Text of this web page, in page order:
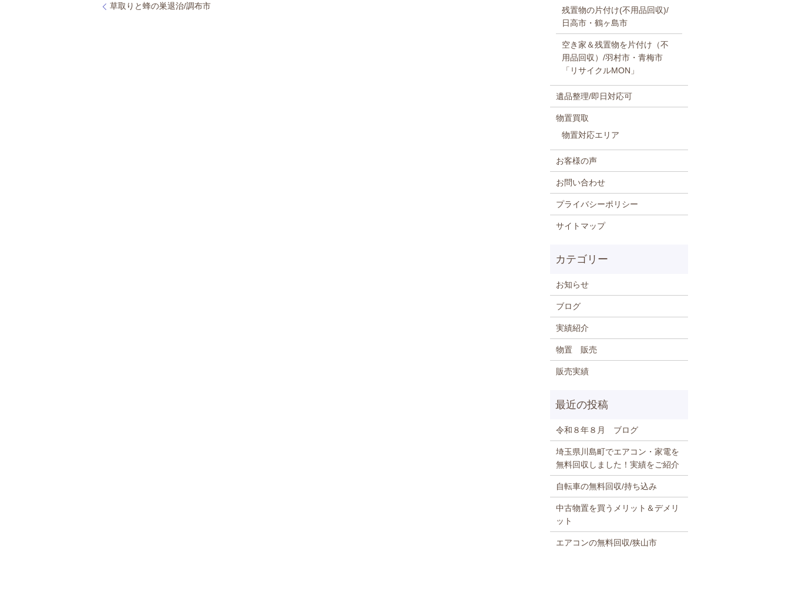
草取りと蜂の巣退治/調布市
残置物の片付け(不用品回収)/
日高市・鶴ヶ島市
空き家＆残置物を片付け（不
用品回収）/羽村市・青梅市
「リサイクルMON」
遺品整理/即日対応可
物置買取
物置対応エリア
お客様の声
お問い合わせ
プライバシーポリシー
サイトマップ
お知らせ
ブログ
実績紹介
物置 販売
販売実績
令和８年８月 ブログ
埼玉県川島町でエアコン・家電を
無料回収しました！実績をご紹介
自転車の無料回収/持ち込み
中古物置を買うメリット＆デメリ
ット
エアコンの無料回収/狭山市